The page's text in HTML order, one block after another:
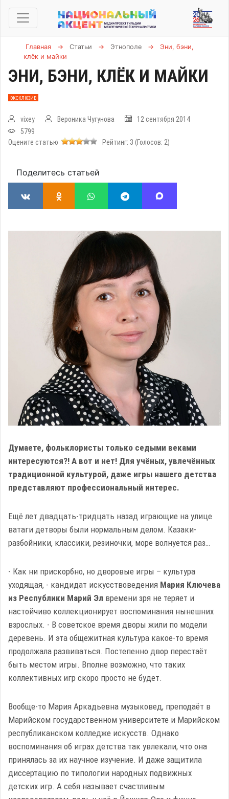
Главная → Статьи → Этнополе →
Эни, бэни,
клёк и майки
ЭНИ, БЭНИ, КЛЁК И МАЙКИ
ЭКСКЛЮЗИВ
vixey Вероника Чугунова
12 сентября 2014
5799
Оцените статью
Рейтинг: 3 (Голосов: 2)
Поделитесь статьей
Думаете, фольклористы только седыми веками
интересуются?! А вот и нет! Для учёных, увлечённых
традиционной культурой, даже игры нашего детства
представляют профессиональный интерес.
Ещё лет двадцать-тридцать назад играющие на улице
ватаги детворы были нормальным делом. Казаки-
разбойники, классики, резиночки, море волнуется раз…
- Как ни прискорбно, но дворовые игры – культура
уходящая, - кандидат искусствоведения Мария Ключева
из Республики Марий Эл времени зря не теряет и
настойчиво коллекционирует воспоминания нынешних
взрослых. - В советское время дворы жили по модели
деревень. И эта общежитная культура какое-то время
продолжала развиваться. Постепенно двор перестаёт
быть местом игры. Вполне возможно, что таких
коллективных игр скоро просто не будет.
Вообще-то Мария Аркадьевна музыковед, преподаёт в
Марийском государственном университете и Марийском
республиканском колледже искусств. Однако
воспоминания об играх детства так увлекали, что она
принялась за их научное изучение. И даже защитила
диссертацию по типологии народных подвижных
детских игр. А себя называет счастливым